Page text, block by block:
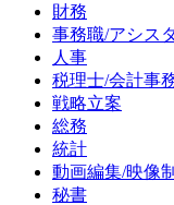
財務
事務職/アシス
人事
税理士/会計事
戦略立案
総務
統計
動画編集/映像
秘書